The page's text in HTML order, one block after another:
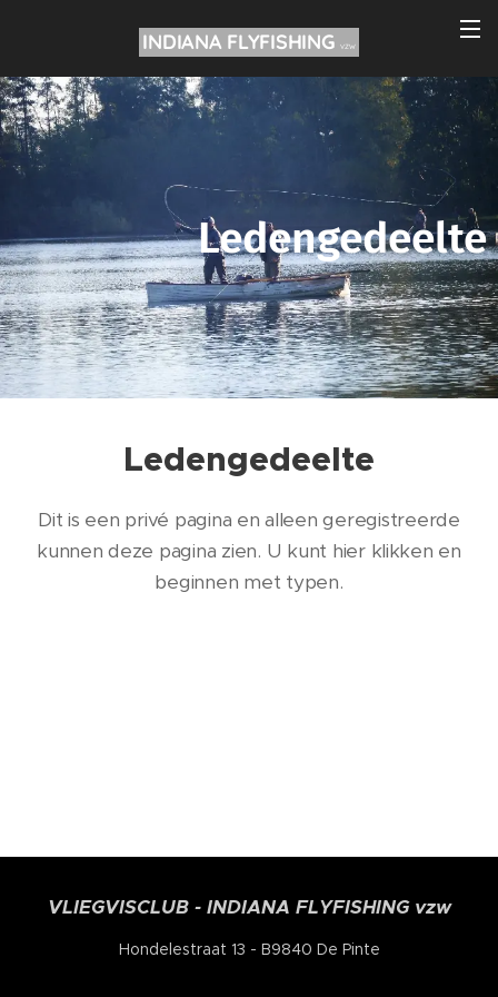
INDIANA FLYFISHINGVZW
Ledengedeelte
Ledengedeelte
Dit is een privé pagina en alleen geregistreerde
kunnen deze pagina zien. U kunt hier klikken en
beginnen met typen.
VLIEGVISCLUB - INDIANA FLYFISHING vzw
Hondelestraat 13 - B9840 De Pinte